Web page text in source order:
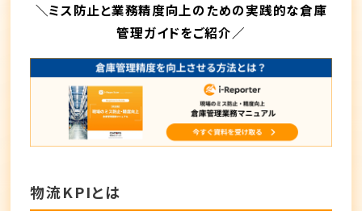
＼ミス防止と業務精度向上のための実践的な倉庫
管理ガイドをご紹介／
物流KPIとは